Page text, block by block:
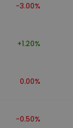
-3.00%
+1.20%
0.00%
-0.50%